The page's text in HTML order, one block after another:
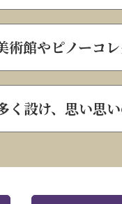
術館やピノーコ
く設け、思い思